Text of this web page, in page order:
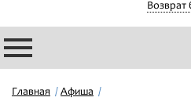
Возврат
Филармония
Главная Афиша